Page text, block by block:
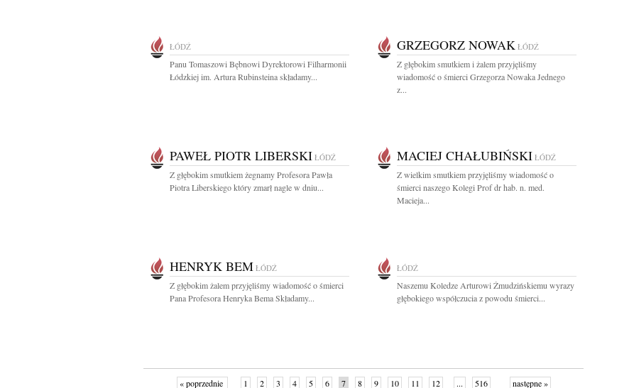
ŁÓDŹ
Panu Tomaszowi Bębnowi Dyrektorowi Filharmonii
Łódzkiej im. Artura Rubinsteina składamy...
GRZEGORZ NOWAK ŁÓDŹ
Z głębokim smutkiem i żalem przyjęliśmy
wiadomość o śmierci Grzegorza Nowaka Jednego
z...
PAWEŁ PIOTR LIBERSKI ŁÓDŹ
Z głębokim smutkiem żegnamy Profesora Pawła
Piotra Liberskiego który zmarł nagle w dniu...
MACIEJ CHAŁUBIŃSKI ŁÓDŹ
Z wielkim smutkiem przyjęliśmy wiadomość o
śmierci naszego Kolegi Prof dr hab. n. med.
Macieja...
HENRYK BEM ŁÓDŹ
Z głębokim żalem przyjęliśmy wiadomość o śmierci
Pana Profesora Henryka Bema Składamy...
ŁÓDŹ
Naszemu Koledze Arturowi Żmudzińskiemu wyrazy
głębokiego współczucia z powodu śmierci...
« poprzednie 1 2 3 4 5 6 7 8 9 10 11 12 ... 516 następne »